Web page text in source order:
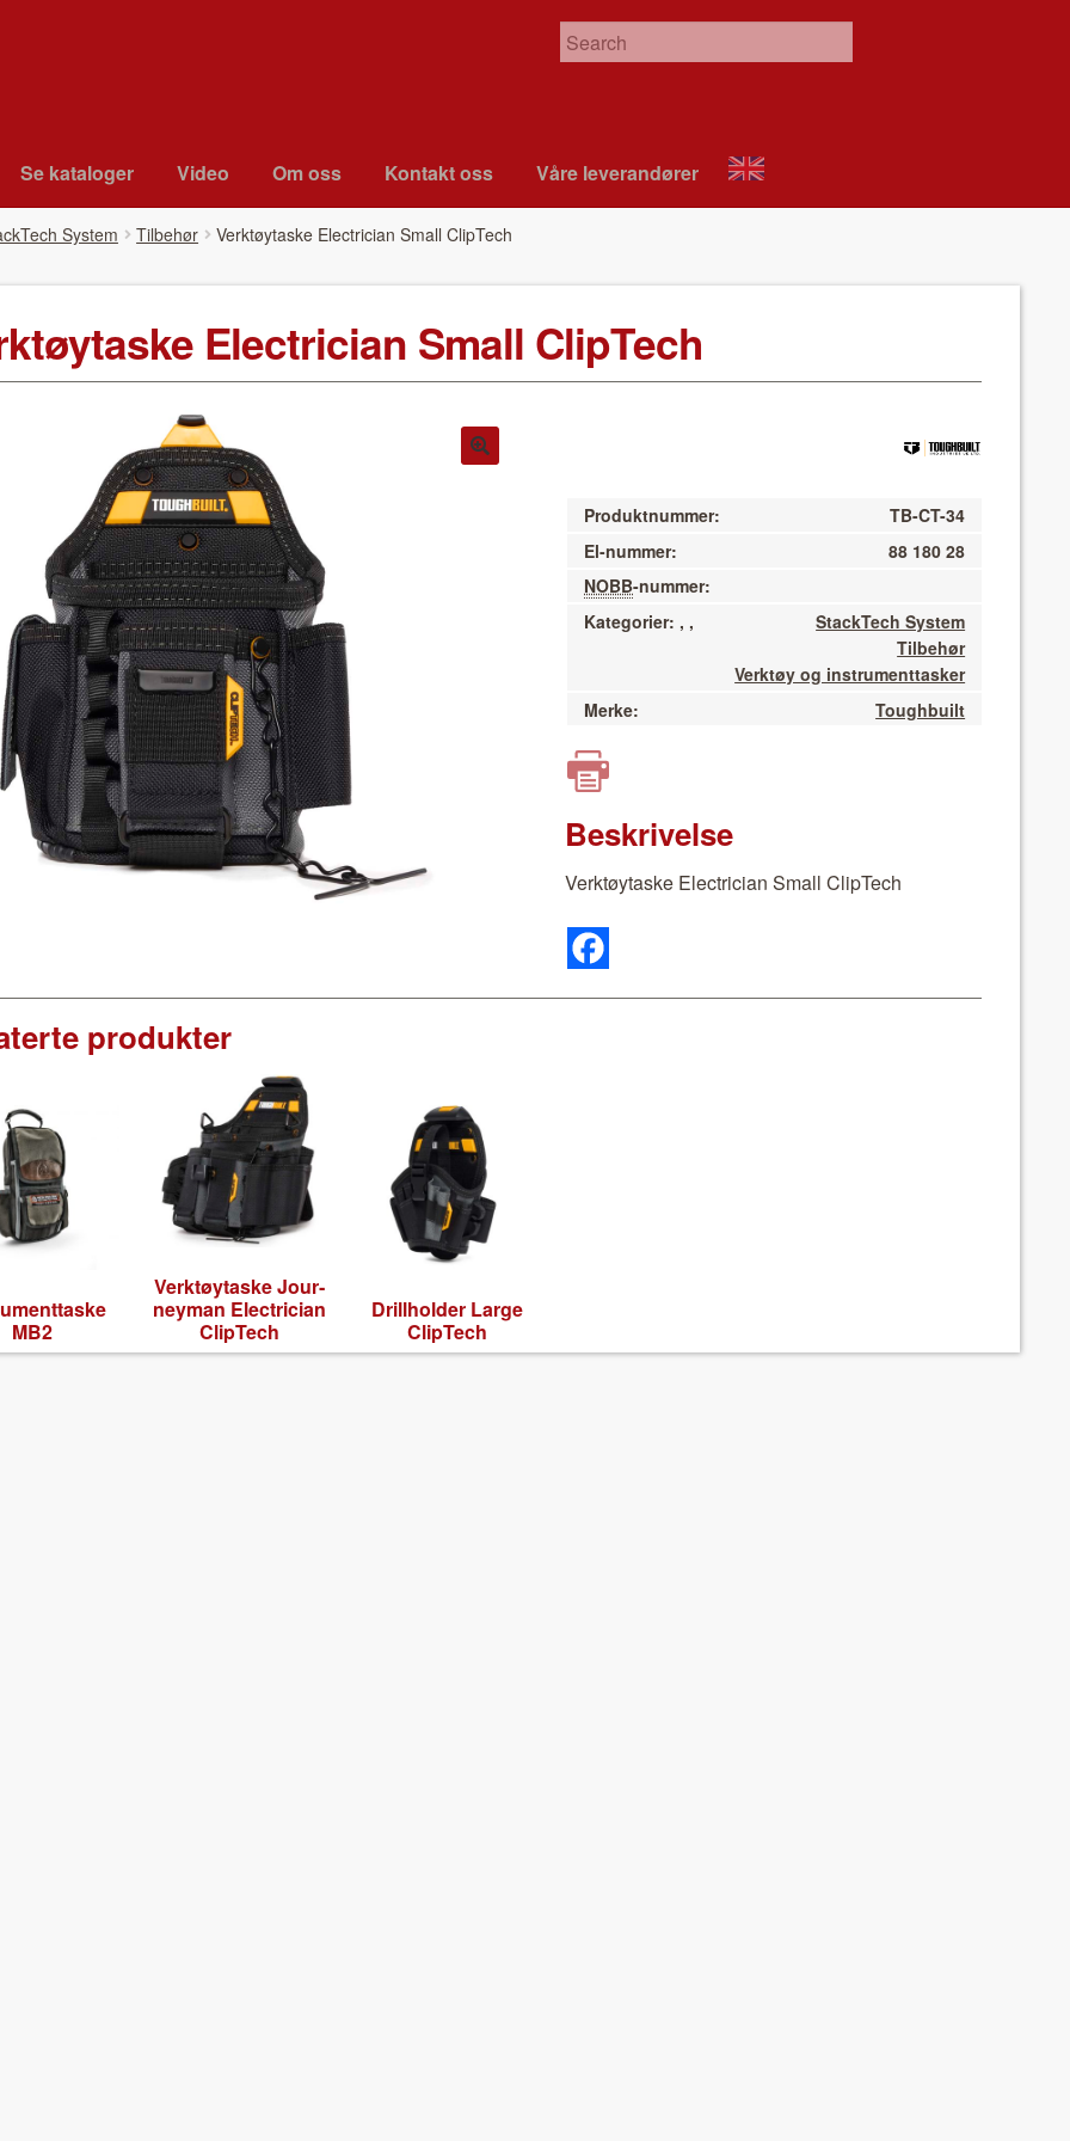
Se kat­a­loger Video Om oss Kon­takt oss Våre leverandør­er
About
VIX
System Tilbehør Verk­tøy­taske Elec­tri­cian Small ClipTech
Elec­tri­cian Small ClipTech
Produktnummer:
TB-CT-34
El-nummer:
88 180 28
NOBB-nummer:
Kategorier:
StackTech System
,
Tilbehør
,
Verktøy og instrumenttasker
Merke:
Toughbuilt
Beskrivelse
Verk­tøy­taske Elec­tri­cian Small ClipTech
produkter
MB2
Verk­tøy­taske Jour­
ney­man Elec­tri­cian
ClipTech
Drill­hold­er Large
ClipTech